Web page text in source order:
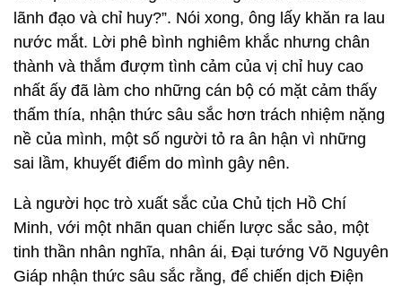
lãnh đạo và chỉ huy?”. Nói xong, ông lấy khăn ra lau
nước mắt. Lời phê bình nghiêm khắc nhưng chân
thành và thắm đượm tình cảm của vị chỉ huy cao
nhất ấy đã làm cho những cán bộ có mặt cảm thấy
thấm thía, nhận thức sâu sắc hơn trách nhiệm nặng
nề của mình, một số người tỏ ra ân hận vì những
sai lầm, khuyết điểm do mình gây nên.
Là người học trò xuất sắc của Chủ tịch Hồ Chí
Minh, với một nhãn quan chiến lược sắc sảo, một
tinh thần nhân nghĩa, nhân ái, Đại tướng Võ Nguyên
Giáp nhận thức sâu sắc rằng, để chiến dịch Điện